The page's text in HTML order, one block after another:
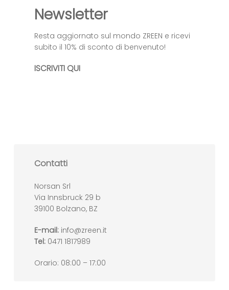
Newsletter
Resta aggiornato sul mondo ZREEN e ricevi
subito il 10% di sconto di benvenuto!
ISCRIVITI QUI
Contatti
Norsan Srl
Via Innsbruck 29 b
39100 Bolzano, BZ
E-mail: info@zreen.it
Tel: 0471 1817989
Orario: 08:00 – 17:00